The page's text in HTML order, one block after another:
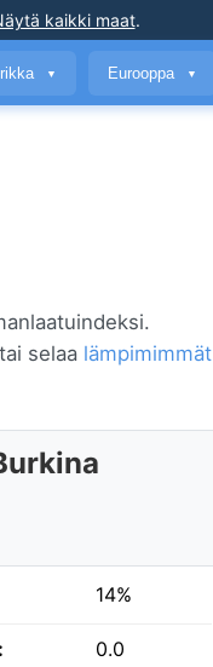
kaikki maat.
▼ Eurooppa ▼
selaa lämpimimmät
14%
0.0